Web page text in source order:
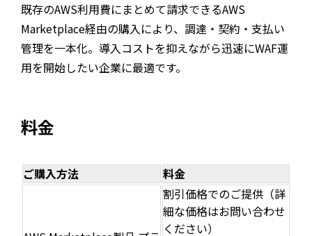
既存のAWS利用費にまとめて請求できるAWS
Marketplace経由の購入により、調達・契約・支払い
管理を一本化。導入コストを抑えながら迅速にWAF運
用を開始したい企業に最適です。
料金
ご購入方法 料金
割引価格でのご提供（詳
細な価格はお問い合わせ
ください）